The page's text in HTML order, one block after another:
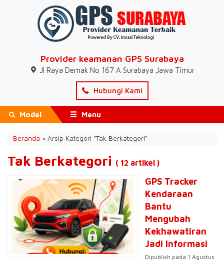
Provider keamanan GPS Surabaya
Jl Raya Demak No 167 A Surabaya Jawa Timur
Hubungi Kami
Model Menu
Beranda » Arsip Kategori "Tak Berkategori"
Tak Berkategori ( 12 artikel )
GPS Tracker
Kendaraan
Bantu
Mengubah
Kekhawatiran
Jadi Informasi
Dipublish pada 1 Agustus